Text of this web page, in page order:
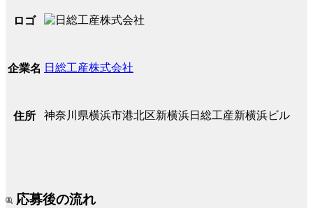
ロゴ
企業名 日総工産株式会社
住所 神奈川県横浜市港北区新横浜日総工産新横浜ビル
応募後の流れ